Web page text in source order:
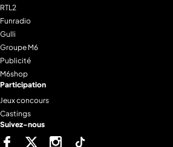
RTL2
Funradio
Gulli
Groupe M6
Publicité
M6shop
Participation
Jeux concours
Castings
Suivez-nous
FacebookTwitter Instagram